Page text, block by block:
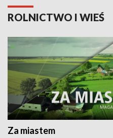
ROLNICTWO I WIEŚ
Za miastem